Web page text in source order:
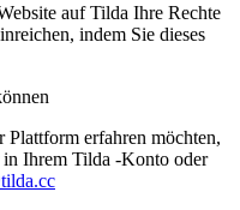
auf Tilda Ihre Rechte
indem Sie dieses
Plattform erfahren möchten,
in Ihrem Tilda -Konto oder